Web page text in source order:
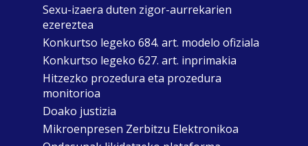
Sexu-izaera duten zigor-aurrekarien
ezereztea
Konkurtso legeko 684. art. modelo ofiziala
Konkurtso legeko 627. art. inprimakia
Hitzezko prozedura eta prozedura
monitorioa
Doako justizia
Mikroenpresen Zerbitzu Elektronikoa